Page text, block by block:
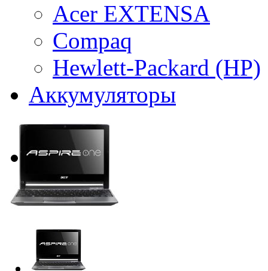
Acer EXTENSA
Compaq
Hewlett-Packard (HP)
Аккумуляторы